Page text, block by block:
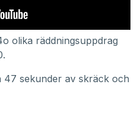
olika räddningsuppdrag
47 sekunder av skräck och